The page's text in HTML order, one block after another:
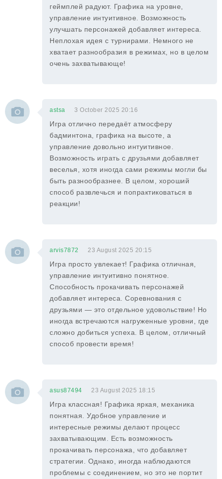
геймплей радуют. Графика на уровне,
управление интуитивное. Возможность
улучшать персонажей добавляет интереса.
Неплохая идея с турнирами. Немного не
хватает разнообразия в режимах, но в целом
очень захватывающе!
astsa 3 October 2025 20:16
Игра отлично передаёт атмосферу
бадминтона, графика на высоте, а
управление довольно интуитивное.
Возможность играть с друзьями добавляет
веселья, хотя иногда сами режимы могли бы
быть разнообразнее. В целом, хороший
способ развлечься и попрактиковаться в
реакции!
arvis7872 23 August 2025 20:15
Игра просто увлекает! Графика отличная,
управление интуитивно понятное.
Способность прокачивать персонажей
добавляет интереса. Соревнования с
друзьями — это отдельное удовольствие! Но
иногда встречаются нагруженные уровни, где
сложно добиться успеха. В целом, отличный
способ провести время!
asus87494 23 August 2025 18:15
Игра классная! Графика яркая, механика
понятная. Удобное управление и
интересные режимы делают процесс
захватывающим. Есть возможность
прокачивать персонажа, что добавляет
стратегии. Однако, иногда наблюдаются
проблемы с соединением, но это не портит